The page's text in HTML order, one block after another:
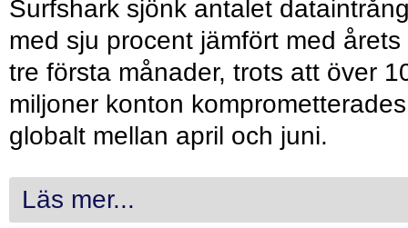
Surfshark sjönk antalet
med sju procent jämfört med årets
tre första månader, trots att över
miljoner konton komprometterades
globalt mellan april och juni.
Läs mer...